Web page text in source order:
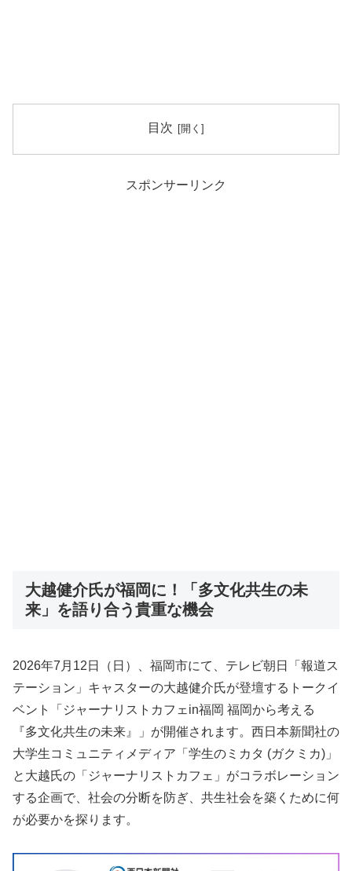
目次
スポンサーリンク
大越健介氏が福岡に！「多文化共生の未
来」を語り合う貴重な機会
2026年7月12日（日）、福岡市にて、テレビ朝日「報道ス
テーション」キャスターの大越健介氏が登壇するトークイ
ベント「ジャーナリストカフェin福岡 福岡から考える
『多文化共生の未来』」が開催されます。西日本新聞社の
大学生コミュニティメディア「学生のミカタ (ガクミカ)」
と大越氏の「ジャーナリストカフェ」がコラボレーション
する企画で、社会の分断を防ぎ、共生社会を築くために何
が必要かを探ります。